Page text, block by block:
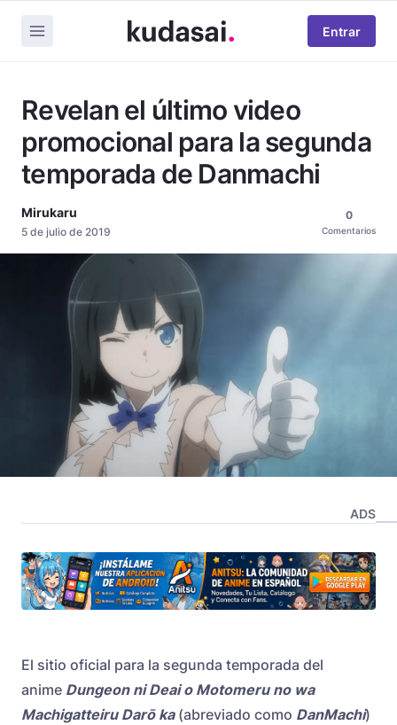
Entrar
Revelan el último video
promocional para la segunda
temporada de Danmachi
Mirukaru
5 de julio de 2019
0
Comentarios
ADS
El sitio oficial para la segunda temporada del
anime Dungeon ni Deai o Motomeru no wa
Machigatteiru Darō ka(abreviado como DanMachi)